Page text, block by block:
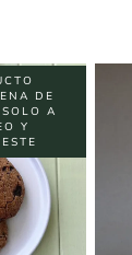
DE
A
Y